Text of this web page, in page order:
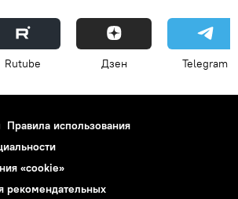
Rutube Дзен Telegram
Правила использования
«cookie»
рекомендательных